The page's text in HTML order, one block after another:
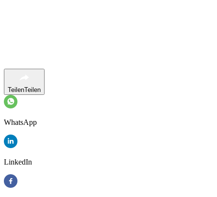
TeilenTeilen
WhatsApp
LinkedIn